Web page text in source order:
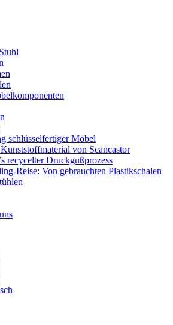
schlüsselfertiger Möbel
von Scancastor
recycelter Druckgußprozess
Reise: Von gebrauchten Plastikschalen